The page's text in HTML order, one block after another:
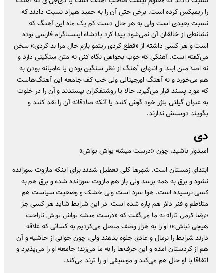
را ریمیکس کرده است. برخی حتی آن را به حمید هیراد نسبت دادند که
نسبت بعیدی است ولی به هر حال دست کم یک ماه این آهنگ که
نشانه‌ای از خالقان آن نمی‌شود پیدا کرد پادشاه اینستاگرام فارسی بوده
است و هر کسی داشته از «قطع کردی ریتمو بازم حال مرا بد کردی» سخن
می‌گفته است. آهنگی که خوب بخواهی نگاه کنی نه متن سنگینی دارد و
نه اصلا متن ابتدا و انتهای آهنگ از نظر سنگین بودن یا عامیانه بودن به
هم می‌خورد و نه آهنگ اورجینالی ولی خب کف جامعه این آهنگ‌هاست
که مورد پسند قرار می‌گیرد. حالا یا روشنفکران بپسندند و آن را در خلوت
به عنوان گیلتی پلژر خود گوش کنند یا آنکه صادقانه آن را نقد کنند و
بگویند دوستش ندارند.
دی
امیدوار باشید، چون «درست میشه یواش یواش»
ابتدای زمستان است. شهر‌ها کلی تعطیل شدند برای اینکه مازوت سوزانده
نشود و برق به همه برسد ولی باز هم مازوت سوزانده شده و برق هم به
کسی نرسیده است. هوا سرد است ولی خشک و وضعیت سیاست هم
متلاطم و فنر دلار هم پاره شده است. در این شرایط شاید هر کسی جز
«رضا کرمی تارا» به ما می‌گفت که «درست میشه یواش یواش ناراحت
هیچی نباش»؛ او را به هزار وصف متصل می‌کردیم به کسانی که علاقه
دارند شرایط را نرمال و عادی جلوه بدهند ولی، چون جوانی از حاشیه و آن
هم از کردستان آمده و این حرف‌ها را به ما می‌زند؛ جامعه او را می‌پذیرد و
اتفاقا با او حال هم می‌کند و موسیقی او را ترند می‌کند.